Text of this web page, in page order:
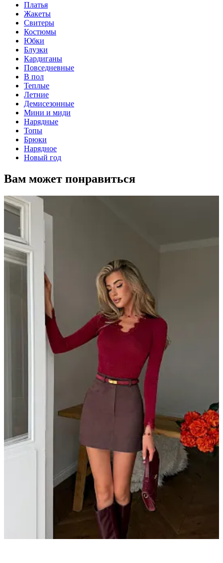
Платья
Жакеты
Свитеры
Костюмы
Юбки
Блузки
Кардиганы
Повседневные
В пол
Теплые
Летние
Демисезонные
Мини и миди
Нарядные
Топы
Брюки
Нарядное
Новый год
Вам может понравиться